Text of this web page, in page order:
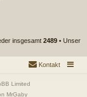
insgesamt 2489 • Unser
Kontakt
Limited
MrGaby